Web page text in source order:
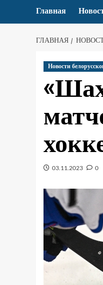
Главная
ГЛАВНАЯ
Новости
03.11.2023 0